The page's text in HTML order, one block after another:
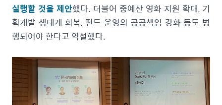
실행할 것을 제안했다. 더불어 중예산 영화 지원 확대, 기
획개발 생태계 회복, 펀드 운영의 공공책임 강화 등도 병
행되어야 한다고 역설했다.